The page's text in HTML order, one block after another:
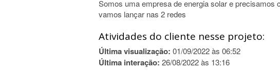
Somos uma empresa de energia solar e precisamos
vamos lançar nas 2 redes
Atividades do cliente nesse projeto:
Última visualização: 01/09/2022 às 06:52
Última interação: 26/08/2022 às 13:16